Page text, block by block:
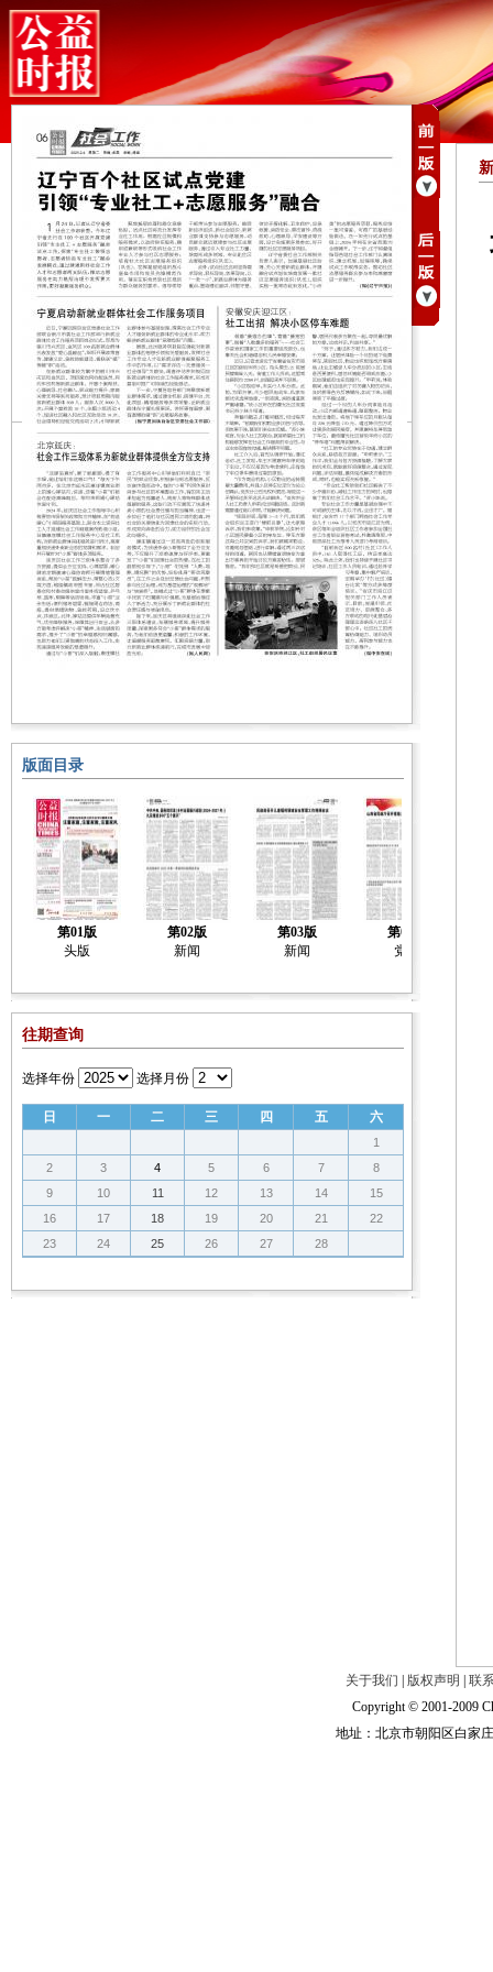
版面目录
第01版
头版
第02版
新闻
第03版
新闻
第04版
党建
往期查询
选择年份 选择月份
日 一 二 三 四 五 六
1
2
3 4 5 6 7
8
9
10 11 12 13 14
15
16
17 18 19 20 21
22
23
24 25 26 27 28
关于我们 版权声明
联
Copyright © 2001-2009
地址：北京市朝阳区白家